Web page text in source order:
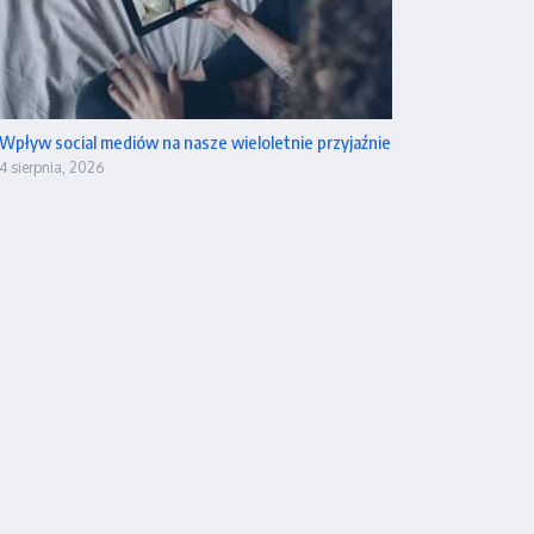
Wpływ social mediów na nasze wieloletnie przyjaźnie
4 sierpnia, 2026